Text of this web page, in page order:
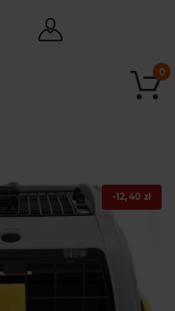
0
-12,40 zł